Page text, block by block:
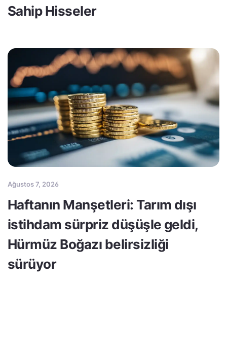
Sahip Hisseler
Ağustos 7, 2026
Haftanın Manşetleri: Tarım dışı
istihdam sürpriz düşüşle geldi,
Hürmüz Boğazı belirsizliği
sürüyor